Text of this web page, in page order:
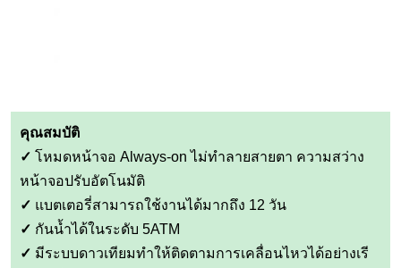
คุณสมบัติ
✓ โหมดหน้าจอ Always-on ไม่ทำลายสายตา ความสว่าง
หน้าจอปรับอัตโนมัติ
✓ แบตเตอรี่สามารถใช้งานได้มากถึง 12 วัน
✓ กันน้ำได้ในระดับ 5ATM
✓ มีระบบดาวเทียมทำให้ติดตามการเคลื่อนไหวได้อย่างเรี